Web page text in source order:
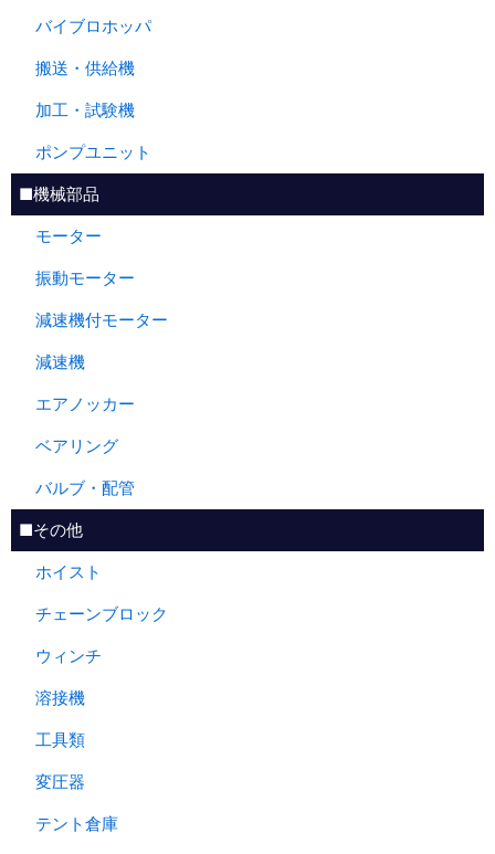
バイブロホッパ
搬送・供給機
加工・試験機
ポンプユニット
■機械部品
モーター
振動モーター
減速機付モーター
減速機
エアノッカー
ベアリング
バルブ・配管
■その他
ホイスト
チェーンブロック
ウィンチ
溶接機
工具類
変圧器
テント倉庫